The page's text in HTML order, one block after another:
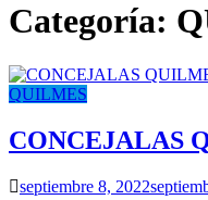
Categoría:
QUILMES
CONCEJALAS
septiembre 8, 2022